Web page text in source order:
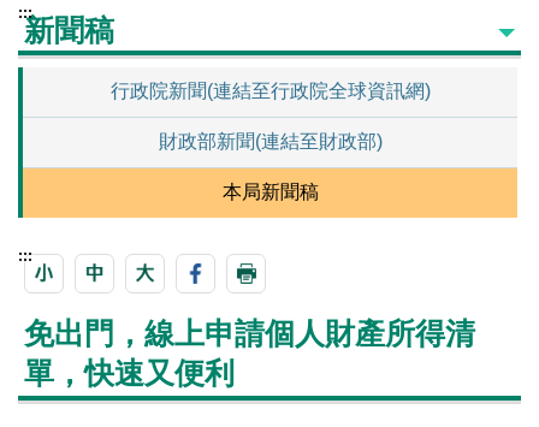
:::新聞稿
行政院新聞(連結至行政院全球資訊網)
財政部新聞(連結至財政部)
本局新聞稿
:::
免出門，線上申請個人財產所得清
單，快速又便利